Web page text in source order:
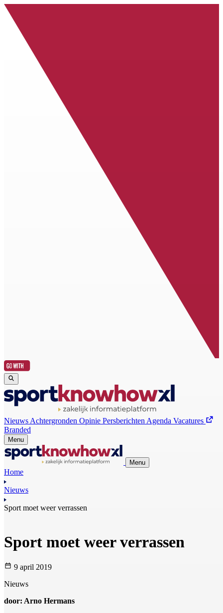
Nieuws Achtergronden Opinie Persberichten Agenda Vacatures
Branded
Menu
Menu
Home
Nieuws
Sport moet weer verrassen
Sport moet weer verrassen
9 april 2019
Nieuws
door: Arno Hermans